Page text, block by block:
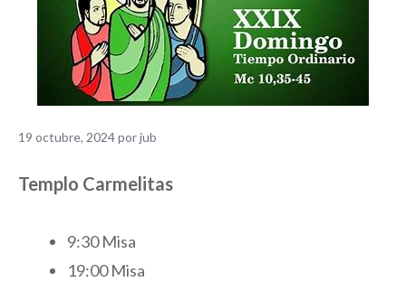
19 octubre, 2024porjub
Templo Carmelitas
9:30 Misa
19:00 Misa